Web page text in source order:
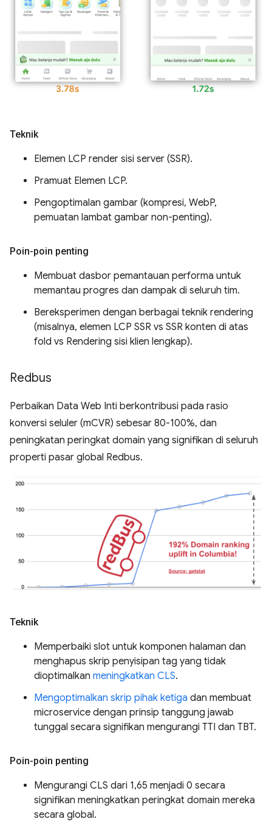
Teknik
Elemen LCP render sisi server (SSR).
Pramuat Elemen LCP.
Pengoptimalan gambar (kompresi, WebP,
pemuatan lambat gambar non-penting).
Poin-poin penting
Membuat dasbor pemantauan performa untuk
memantau progres dan dampak di seluruh tim.
Bereksperimen dengan berbagai teknik rendering
(misalnya, elemen LCP SSR vs SSR konten di atas
fold vs Rendering sisi klien lengkap).
Redbus
Perbaikan Data Web Inti berkontribusi pada rasio
konversi seluler (mCVR) sebesar 80-100%, dan
peningkatan peringkat domain yang signifikan di seluruh
properti pasar global Redbus.
Teknik
Memperbaiki slot untuk komponen halaman dan
menghapus skrip penyisipan tag yang tidak
dioptimalkan meningkatkan CLS.
Mengoptimalkan skrip pihak ketiga dan membuat
microservice dengan prinsip tanggung jawab
tunggal secara signifikan mengurangi TTI dan TBT.
Poin-poin penting
Mengurangi CLS dari 1,65 menjadi 0 secara
signifikan meningkatkan peringkat domain mereka
secara global.